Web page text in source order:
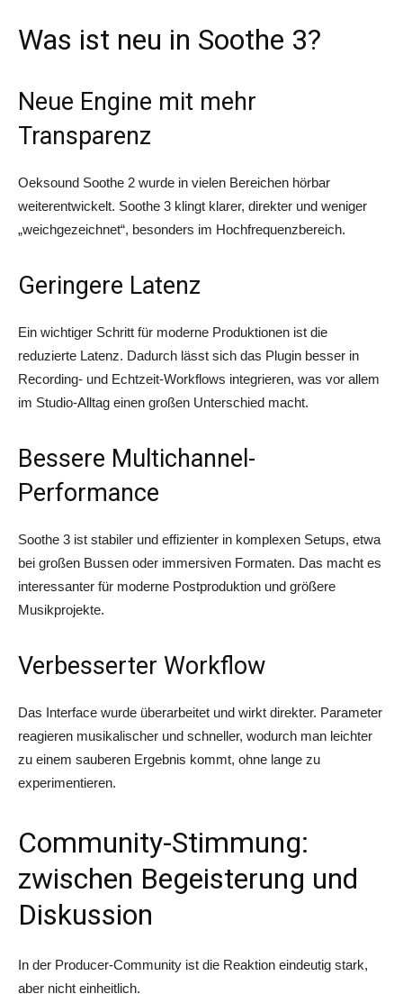
Was ist neu in Soothe 3?
Neue Engine mit mehr
Transparenz
Oeksound Soothe 2 wurde in vielen Bereichen hörbar
weiterentwickelt. Soothe 3 klingt klarer, direkter und weniger
„weichgezeichnet“, besonders im Hochfrequenzbereich.
Geringere Latenz
Ein wichtiger Schritt für moderne Produktionen ist die
reduzierte Latenz. Dadurch lässt sich das Plugin besser in
Recording- und Echtzeit-Workflows integrieren, was vor allem
im Studio-Alltag einen großen Unterschied macht.
Bessere Multichannel-
Performance
Soothe 3 ist stabiler und effizienter in komplexen Setups, etwa
bei großen Bussen oder immersiven Formaten. Das macht es
interessanter für moderne Postproduktion und größere
Musikprojekte.
Verbesserter Workflow
Das Interface wurde überarbeitet und wirkt direkter. Parameter
reagieren musikalischer und schneller, wodurch man leichter
zu einem sauberen Ergebnis kommt, ohne lange zu
experimentieren.
Community-Stimmung:
zwischen Begeisterung und
Diskussion
In der Producer-Community ist die Reaktion eindeutig stark,
aber nicht einheitlich.